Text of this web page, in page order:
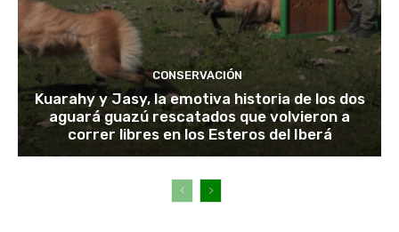
CONSERVACIÓN
Kuarahy y Jasy, la emotiva historia de los dos
aguará guazú rescatados que volvieron a
correr libres en los Esteros del Iberá